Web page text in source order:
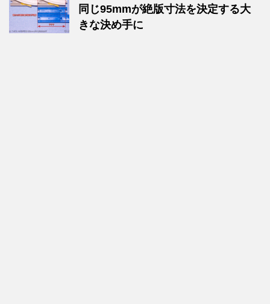
同じ95mmが絶版寸法を決定する大
きな決め手に